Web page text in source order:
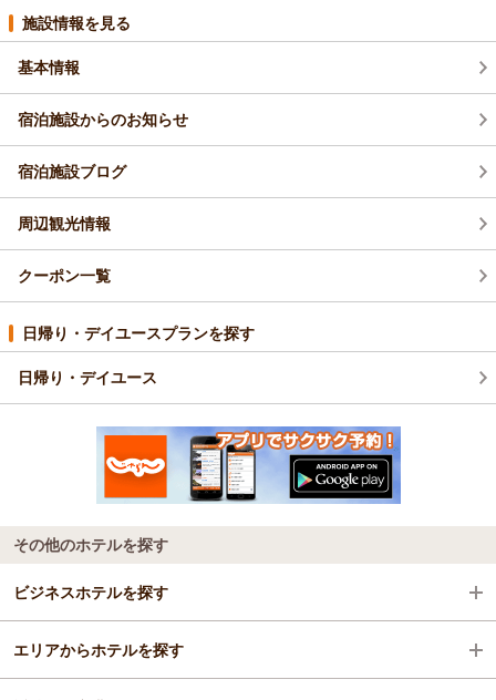
施設情報を見る
基本情報
宿泊施設からのお知らせ
宿泊施設ブログ
周辺観光情報
クーポン一覧
日帰り・デイユースプランを探す
日帰り・デイユース
その他のホテルを探す
ビジネスホテルを探す
静岡県
エリアからホテルを探す